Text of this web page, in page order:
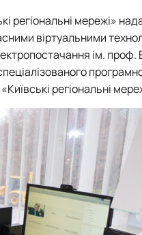
регіональні мережі»
віртуальними
ім. проф.
регіональні